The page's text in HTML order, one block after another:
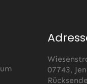
07743,